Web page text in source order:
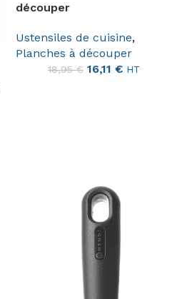
découper
Ustensiles de cuisine,
Planches à découper
18,95€ 16,11 € HT